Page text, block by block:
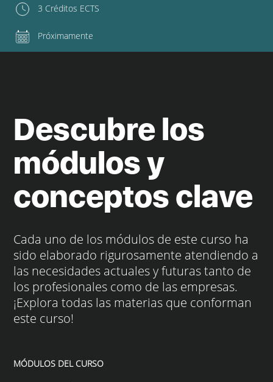
3 Créditos ECTS
Próximamente
Descubre los
módulos y
conceptos clave
Cada uno de los módulos de este curso ha
sido elaborado rigurosamente atendiendo a
las necesidades actuales y futuras tanto de
los profesionales como de las empresas.
¡Explora todas las materias que conforman
este curso!
MÓDULOS DEL CURSO